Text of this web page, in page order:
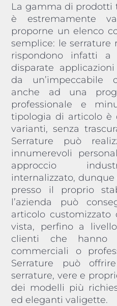
La gamma di prodotti
è estremamente
proporne un elenco
semplice: le serrature
rispondono infatti a
disparate
da un’impeccabile
anche ad una
professionale e
tipologia di articolo è
varianti, senza
Serrature può
innumerevoli
approccio
internalizzato,
presso il proprio
l’azienda può
articolo
vista, perfino a
clienti che hanno
commerciali o
Serrature può
serrature, vere e
dei modelli più
ed eleganti valigette.